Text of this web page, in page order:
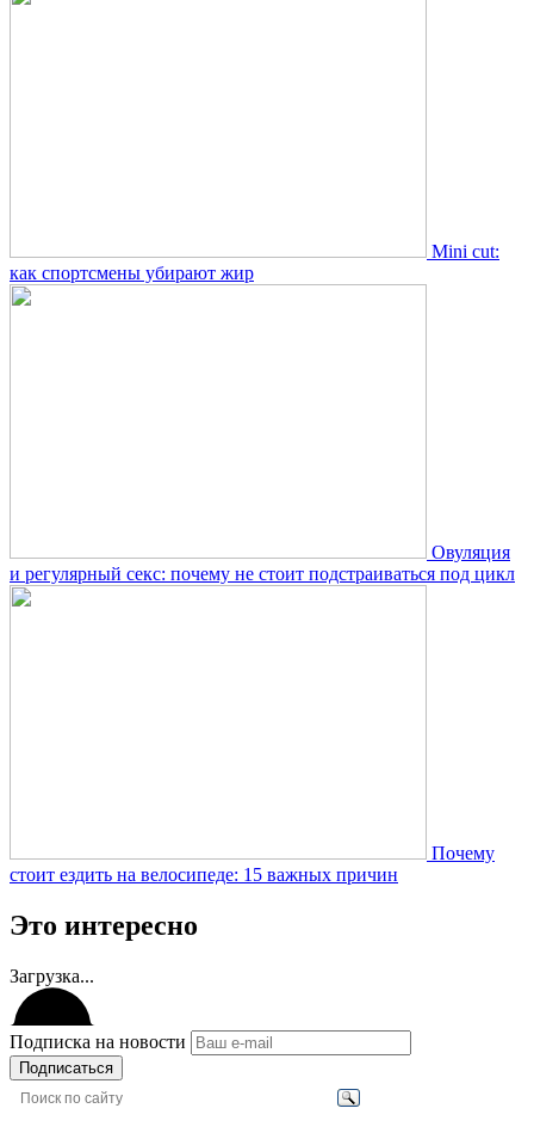
Mini cut:
как спортсмены убирают жир
Овуляция
и регулярный секс: почему не стоит подстраиваться под цикл
Почему
стоит ездить на велосипеде: 15 важных причин
Это интересно
Загрузка...
Подписка на новости
Подписаться